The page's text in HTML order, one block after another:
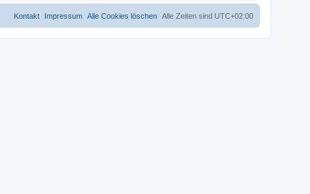
Alle Zeiten sind UTC+02:00
Alle Cookies löschen
Impressum
Kontakt